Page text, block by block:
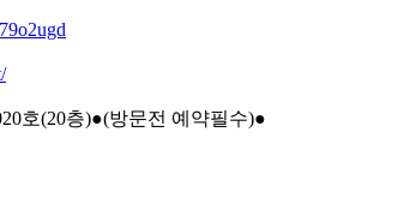
호(20층)●(방문전 예약필수)●